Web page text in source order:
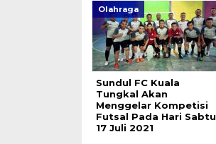
Olahraga
Sundul FC Kuala
Tungkal Akan
Menggelar Kompetisi
Futsal Pada Hari Sabtu
17 Juli 2021